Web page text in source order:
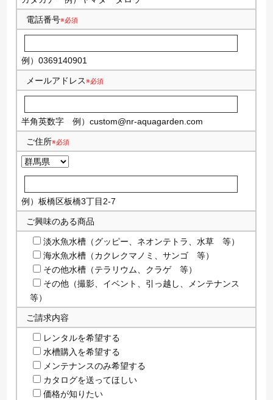
電話番号※必須
例）0369140901
メールアドレス※必須
半角英数字 例）custom@nr-aquagarden.com
ご住所※必須
例）板橋区板橋3丁目2-7
ご興味のある商品
淡水魚水槽（グッピー、ネオンテトラ、水草 等）
海水魚水槽（カクレクマノミ、サンゴ 等）
その他水槽（テラリウム、クラゲ 等）
その他（撮影、イベント、引っ越し、メンテナンス
等）
ご請求内容
レンタルを希望する
水槽購入を希望する
メンテナンスのみ希望する
カタログを送ってほしい
価格が知りたい